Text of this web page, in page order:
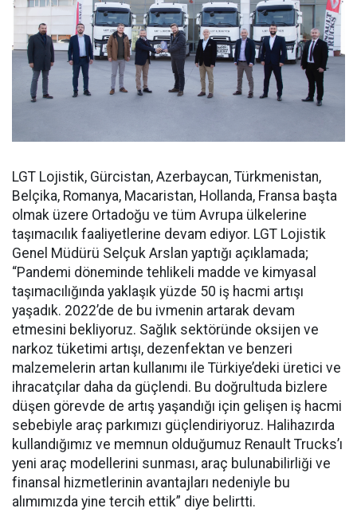
LGT Lojistik, Gürcistan, Azerbaycan, Türkmenistan,
Belçika, Romanya, Macaristan, Hollanda, Fransa başta
olmak üzere Ortadoğu ve tüm Avrupa ülkelerine
taşımacılık faaliyetlerine devam ediyor. LGT Lojistik
Genel Müdürü Selçuk Arslan yaptığı açıklamada;
“Pandemi döneminde tehlikeli madde ve kimyasal
taşımacılığında yaklaşık yüzde 50 iş hacmi artışı
yaşadık. 2022’de de bu ivmenin artarak devam
etmesini bekliyoruz. Sağlık sektöründe oksijen ve
narkoz tüketimi artışı, dezenfektan ve benzeri
malzemelerin artan kullanımı ile Türkiye’deki üretici ve
ihracatçılar daha da güçlendi. Bu doğrultuda bizlere
düşen görevde de artış yaşandığı için gelişen iş hacmi
sebebiyle araç parkımızı güçlendiriyoruz. Halihazırda
kullandığımız ve memnun olduğumuz Renault Trucks’ı
yeni araç modellerini sunması, araç bulunabilirliği ve
finansal hizmetlerinin avantajları nedeniyle bu
alımımızda yine tercih ettik” diye belirtti.